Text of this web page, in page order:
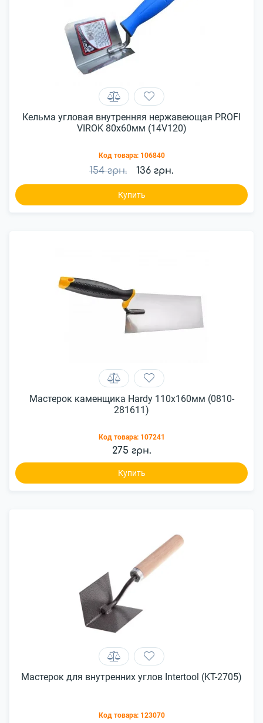
Кельма угловая внутренняя нержавеющая PROFI
VIROK 80х60мм (14V120)
Код товара: 106840
154 грн. 136 грн.
Купить
Мастерок каменщика Hardy 110x160мм (0810-
281611)
Код товара: 107241
275 грн.
Купить
Мастерок для внутренних углов Intertool (KT-2705)
Код товара: 123070